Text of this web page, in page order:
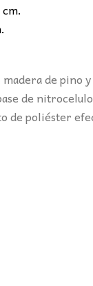
de pino
de
de poliéster